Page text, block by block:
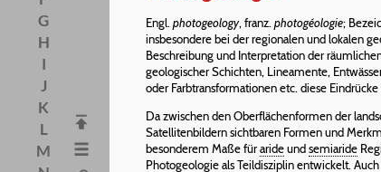
G
H
I
J
K
L
M
Engl. photogeology, franz. photogéologie;
insbesondere bei der regionalen und lokalen
Beschreibung und Interpretation der
geologischer Schichten, Lineamente,
oder Farbtransformationen etc. diese Eindrücke
Da zwischen den Oberflächenformen der
Satellitenbildern sichtbaren Formen und
besonderem Maße fürarideundsemiaride
Photogeologie als Teildisziplin entwickelt.